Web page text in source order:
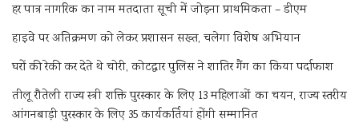
हर पात्र नागरिक का नाम मतदाता सूची में जोड़ना प्राथमिकता – डीएम
हाइवे पर अतिक्रमण को लेकर प्रशासन सख्त, चलेगा विशेष अभियान
घरों की रेकी कर देते थे चोरी, कोटद्वार पुलिस ने शातिर गैंग का किया पर्दाफाश
तीलू रौतेली राज्य स्त्री शक्ति पुरस्कार के लिए 13 महिलाओं का चयन, राज्य स्तरीय
आंगनबाड़ी पुरस्कार के लिए 35 कार्यकर्तियां होंगी सम्मानित